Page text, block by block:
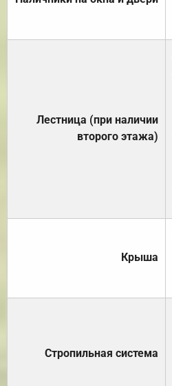
Лестница (при наличии
второго этажа)
Крыша
Стропильная система